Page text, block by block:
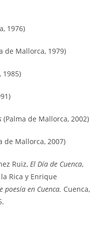
1976)
de Mallorca, 1979)
1985)
(Palma de Mallorca, 2002)
de Mallorca, 2007)
Ruiz, El Día de Cuenca,
Rica y Enrique
poesía en Cuenca. Cuenca,